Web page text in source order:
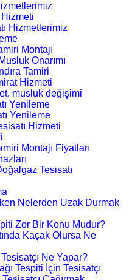
Hizmeti
Hizmetlerimiz
Montajı
Onarımı
Tamiri
Hizmeti
musluk değişimi
Yenileme
Yenileme
Hizmeti
Montajı Fiyatları
Tesisatı
Nelerden Uzak Durmak
Zor Bir Konu Mudur?
Kaçak Olursa Ne
Ne Yapar?
Tespiti İçin Tesisatçı